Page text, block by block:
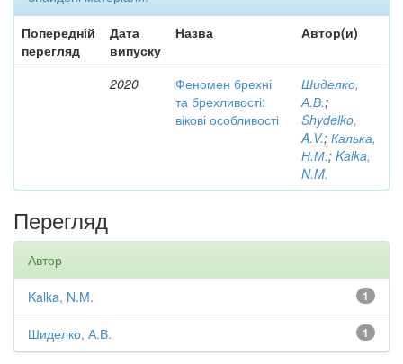
Попередній
перегляд
Дата
випуску
Назва Автор(и)
2020
Феномен брехні
та брехливості:
вікові особливості
Шиделко,
А.В.;
Shydelko,
A.V.; Калька,
Н.М.; Kalka,
N.M.
Перегляд
Автор
1
Kalka, N.M.
1
Шиделко, А.В.